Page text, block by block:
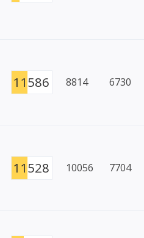
11586 8814 6730
11528 10056 7704